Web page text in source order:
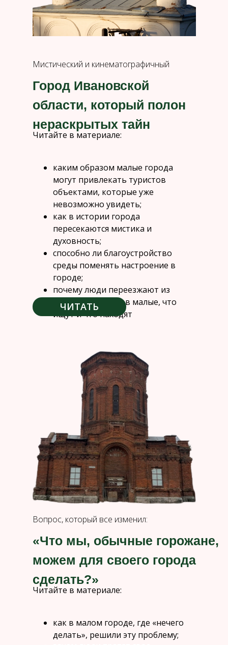
Мистический и кинематографичный
Город Ивановской
области, который полон
нераскрытых тайн
Читайте в материале:
каким образом малые города
могут привлекать туристов
объектами, которые уже
невозможно увидеть;
как в истории города
пересекаются мистика и
духовность;
способно ли благоустройство
среды поменять настроение в
городе;
почему люди переезжают из
крупных городов в малые, что
ищут и что находят
ЧИТАТЬ
Вопрос, который все изменил:
«Что мы, обычные горожане,
можем для своего города
сделать?»
Читайте в материале:
как в малом городе, где «нечего
делать», решили эту проблему;